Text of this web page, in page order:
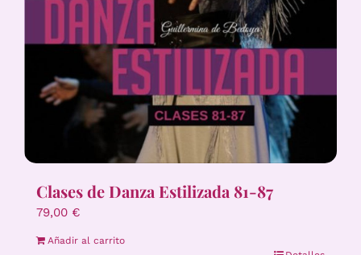
Clases de Danza Estilizada 81-87
79,00 €
Añadir al carrito